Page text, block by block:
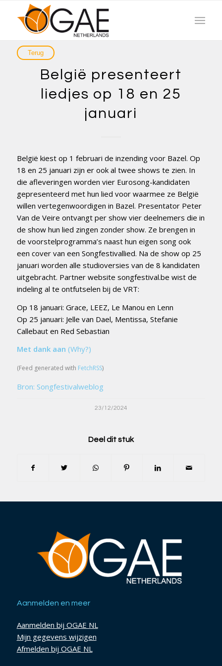
België presenteert
liedjes op 18 en 25
januari
België kiest op 1 februari de inzending voor Bazel. Op
18 en 25 januari zijn er ook al twee shows te zien. In
die afleveringen worden vier Eurosong-kandidaten
gepresenteerd met hun lied voor waarmee ze België
willen vertegenwoordigen in Bazel. Presentator Peter
Van de Veire ontvangt per show vier deelnemers die in
de show hun lied zingen zonder show. Ze brengen in
de voorstelprogramma’s naast hun eigen song ook
een cover van een Songfestivallied. Na de show op 25
januari worden alle studioversies van de 8 kandidaten
uitgebracht. Partner website songfestival.be wist de
indeling al te ontfutselen bij de VRT:
Op 18 januari: Grace, LEEZ, Le Manou en Lenn
Op 25 januari: Jelle van Dael, Mentissa, Stefanie
Callebaut en Red Sebastian
Met dank aan (Why?)
(Feed generated with FetchRSS)
Bron: Songfestivalweblog
23/12/2024
Deel dit stuk
Aanmelden en meer
Aanmelden bij OGAE NL
Mijn gegevens wijzigen
Afmelden bij OGAE NL